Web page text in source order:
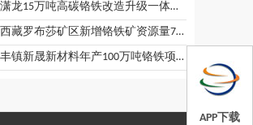
潇龙15万吨高碳铬铁改造升级一体化绿色供电示范项目加速推进
西藏罗布莎矿区新增铬铁矿资源量73.83万吨，实现矿山深边部找矿突破
丰镇新晟新材料年产100万吨铬铁项目正加速崛起
APP下载